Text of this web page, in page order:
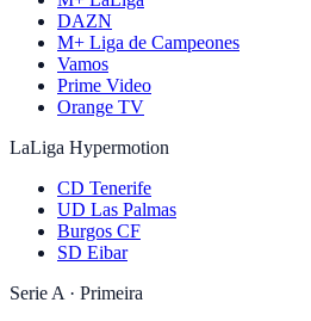
DAZN
M+ Liga de Campeones
Vamos
Prime Video
Orange TV
LaLiga Hypermotion
CD Tenerife
UD Las Palmas
Burgos CF
SD Eibar
Serie A · Primeira